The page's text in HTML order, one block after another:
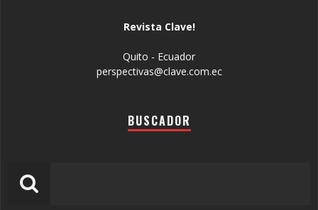
Revista Clave!
Quito - Ecuador
perspectivas@clave.com.ec
BUSCADOR